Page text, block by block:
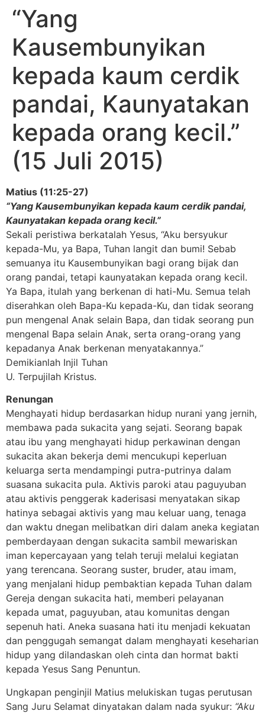
“Yang
Kausembunyikan
kepada kaum cerdik
pandai, Kaunyatakan
kepada orang kecil.”
(15 Juli 2015)
Matius (11:25-27)
“Yang Kausembunyikan kepada kaum cerdik pandai,
Kaunyatakan kepada orang kecil.”
Sekali peristiwa berkatalah Yesus, “Aku bersyukur
kepada-Mu, ya Bapa, Tuhan langit dan bumi! Sebab
semuanya itu Kausembunyikan bagi orang bijak dan
orang pandai, tetapi kaunyatakan kepada orang kecil.
Ya Bapa, itulah yang berkenan di hati-Mu. Semua telah
diserahkan oleh Bapa-Ku kepada-Ku, dan tidak seorang
pun mengenal Anak selain Bapa, dan tidak seorang pun
mengenal Bapa selain Anak, serta orang-orang yang
kepadanya Anak berkenan menyatakannya.”
Demikianlah Injil Tuhan
U. Terpujilah Kristus.
Renungan
Menghayati hidup berdasarkan hidup nurani yang jernih,
membawa pada sukacita yang sejati. Seorang bapak
atau ibu yang menghayati hidup perkawinan dengan
sukacita akan bekerja demi mencukupi keperluan
keluarga serta mendampingi putra-putrinya dalam
suasana sukacita pula. Aktivis paroki atau paguyuban
atau aktivis penggerak kaderisasi menyatakan sikap
hatinya sebagai aktivis yang mau keluar uang, tenaga
dan waktu dnegan melibatkan diri dalam aneka kegiatan
pemberdayaan dengan sukacita sambil mewariskan
iman kepercayaan yang telah teruji melalui kegiatan
yang terencana. Seorang suster, bruder, atau imam,
yang menjalani hidup pembaktian kepada Tuhan dalam
Gereja dengan sukacita hati, memberi pelayanan
kepada umat, paguyuban, atau komunitas dengan
sepenuh hati. Aneka suasana hati itu menjadi kekuatan
dan penggugah semangat dalam menghayati keseharian
hidup yang dilandaskan oleh cinta dan hormat bakti
kepada Yesus Sang Penuntun.
Ungkapan penginjil Matius melukiskan tugas perutusan
Sang Juru Selamat dinyatakan dalam nada syukur: “Aku